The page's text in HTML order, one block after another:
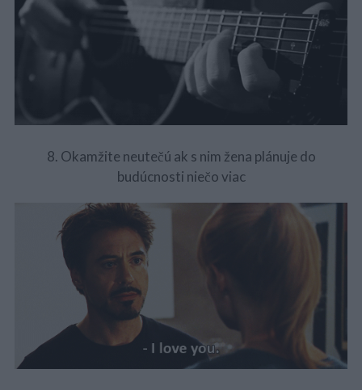
8. Okamžite neutečú ak s nim žena plánuje do
budúcnosti niečo viac